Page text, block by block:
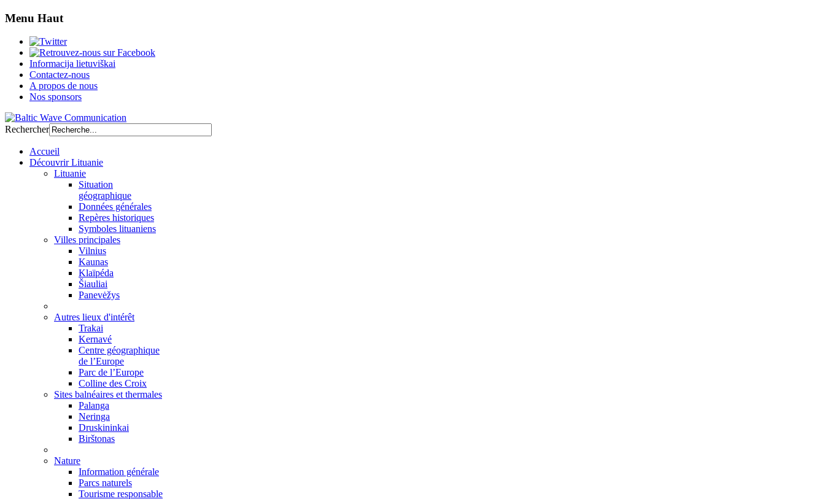
Menu Haut
Informacija lietuviškai
Contactez-nous
A propos de nous
Nos sponsors
Rechercher
Accueil
Découvrir Lituanie
Lituanie
Situation
géographique
Données générales
Repères historiques
Symboles lituaniens
Villes principales
Vilnius
Kaunas
Klaïpéda
Šiauliai
Panevėžys
Autres lieux d'intérêt
Trakai
Kernavé
Centre géographique
de l’Europe
Parc de l’Europe
Colline des Croix
Sites balnéaires et thermales
Palanga
Neringa
Druskininkai
Birštonas
Nature
Information générale
Parcs naturels
Tourisme responsable